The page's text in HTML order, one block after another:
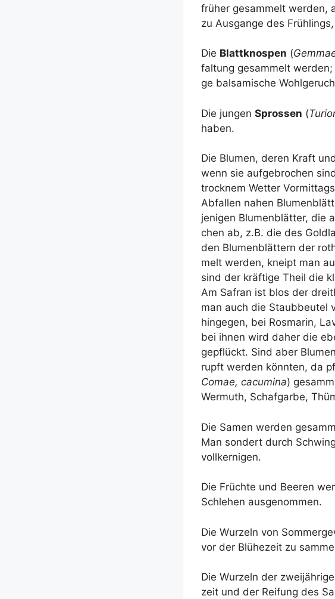
frü­her gesam­melt wer­den,
zu Aus­gan­ge des
Die Blatt­knos­pen (
fal­tung gesam­melt
ge bal­sa­mi­sche
Die jun­gen Spros­sen (
haben.
Die Blu­men, deren Kraft
wenn sie auf­ge­bro­chen
trock­nem Wet­ter
Abfal­len nahen
je­ni­gen Blu­men­blät­ter, die
chen ab, z.B. die des
den Blu­men­blät­tern der
melt wer­den, kneipt man
sind der kräf­ti­ge Theil die
Am Safran ist blos der
man auch die Staub­beu­tel
hin­ge­gen, bei Ros­ma­rin,
bei ihnen wird daher die
gepflückt. Sind aber
rupft wer­den könn­ten, da
Comae, cacu­mi­na)
Wer­muth, Schaf­gar­be,
Die Samen wer­den
Man son­dert durch
vollkernigen.
Die Früch­te und Bee­ren
Schle­hen ausgenommen.
Die Wur­zeln von
vor der Blü­he­zeit zu
Die Wur­zeln der
zeit und der Rei­fung des